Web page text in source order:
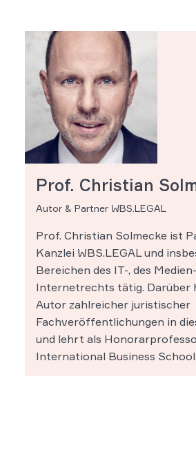
Prof. Christian
Autor & Partner WBS.LEGAL
Prof. Christian Solmecke ist
Kanzlei WBS.LEGAL und
Bereichen des IT-, des
Internetrechts tätig. Darüber
Autor zahlreicher juristischer
Fachveröffentlichungen in
und lehrt als
International Business